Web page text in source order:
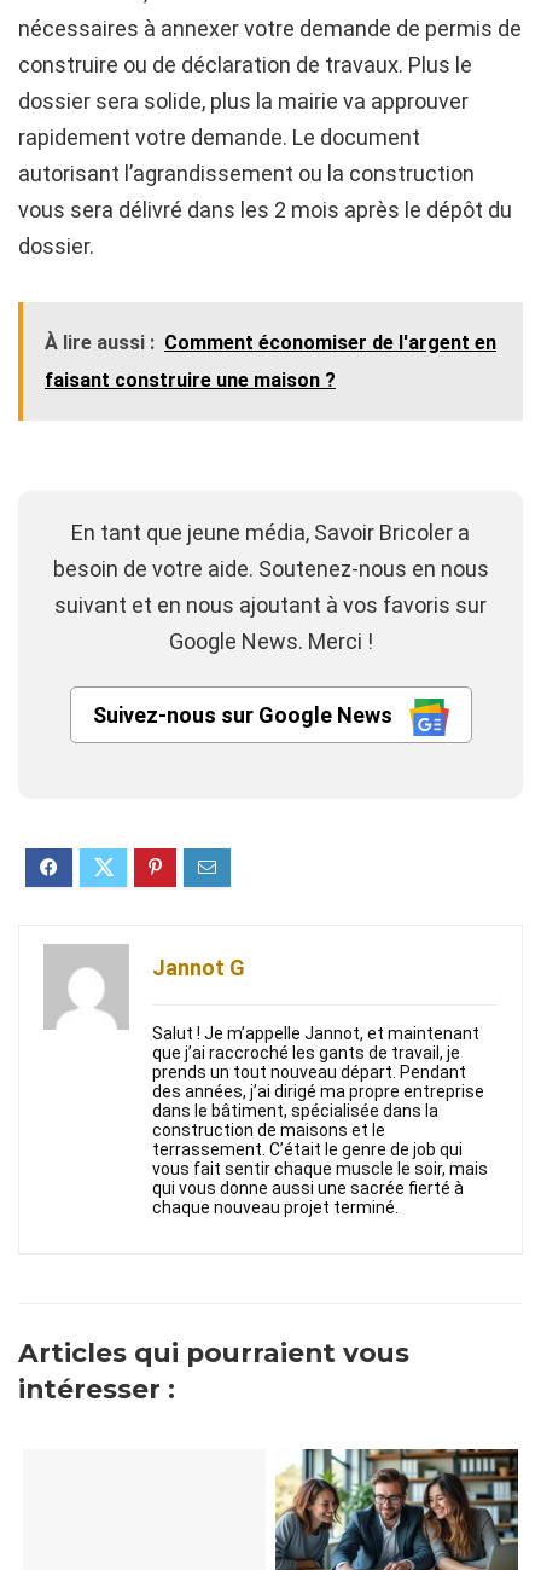
nécessaires à annexer votre demande de permis de
construire ou de déclaration de travaux. Plus le
dossier sera solide, plus la mairie va approuver
rapidement votre demande. Le document
autorisant l’agrandissement ou la construction
vous sera délivré dans les 2 mois après le dépôt du
dossier.
À lire aussi : Comment économiser de l'argent en
faisant construire une maison ?
En tant que jeune média, Savoir Bricoler a
besoin de votre aide. Soutenez-nous en nous
suivant et en nous ajoutant à vos favoris sur
Google News. Merci !
Suivez-nous sur Google News
Jannot G
Salut ! Je m’appelle Jannot, et maintenant
que j’ai raccroché les gants de travail, je
prends un tout nouveau départ. Pendant
des années, j’ai dirigé ma propre entreprise
dans le bâtiment, spécialisée dans la
construction de maisons et le
terrassement. C’était le genre de job qui
vous fait sentir chaque muscle le soir, mais
qui vous donne aussi une sacrée fierté à
chaque nouveau projet terminé.
Articles qui pourraient vous
intéresser :